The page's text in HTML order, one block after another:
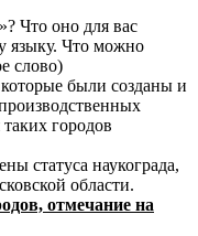
Что оно для вас
языку. Что можно
слово)
были созданы и
городов
статуса наукограда,
области.
отмечание на